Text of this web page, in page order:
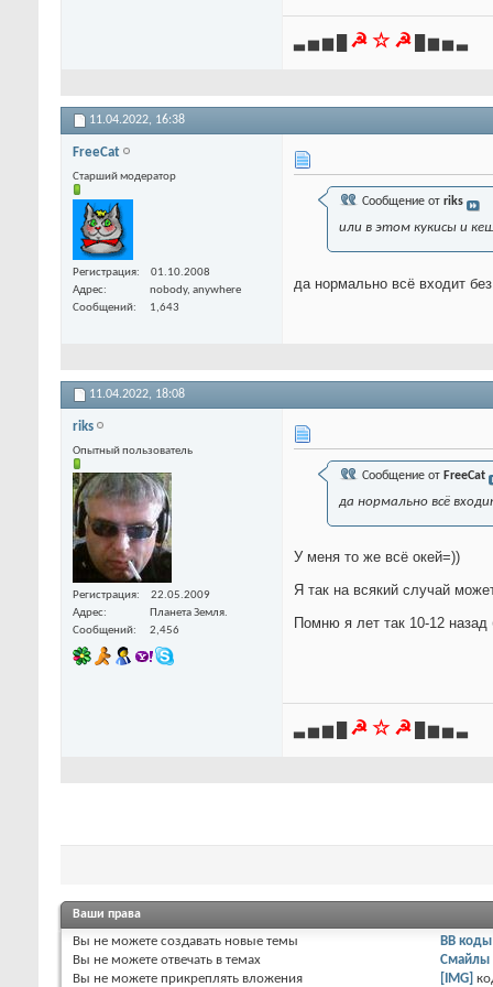
▃ ▅ ▆ █ ☭ ☆ ☭ █ ▆ ▅ ▃
11.04.2022, 16:38
FreeCat
Старший модератор
Регистрация
01.10.2008
Адрес
nobody, anywhere
Сообщений
1,643
Сообщение от riks
или в этом кукисы и
да нормально всё входит
11.04.2022, 18:08
riks
Опытный пользователь
Регистрация
22.05.2009
Адрес
Планета Земля.
Сообщений
2,456
Сообщение от FreeCat
да нормально всё
У меня то же всё окей=))
Я так на всякий случай
Помню я лет так 10-12
▃ ▅ ▆ █ ☭ ☆ ☭ █ ▆ ▅ ▃
Ваши права
Вы не можете создавать новые темы
Вы не можете отвечать в темах
Вы не можете прикреплять вложения
BB коды
Смайлы
[IMG]